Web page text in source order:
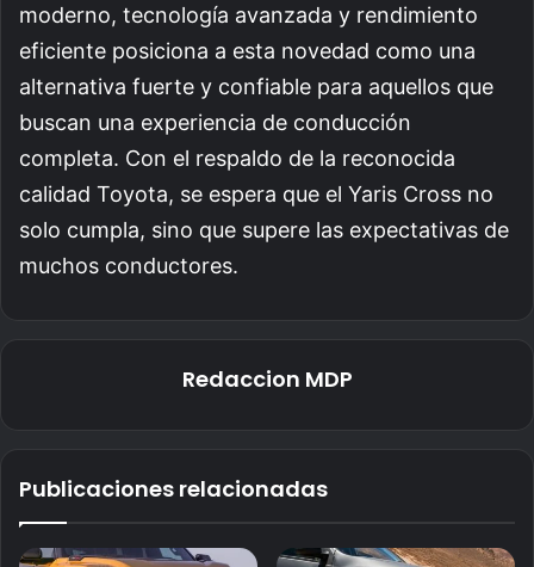
moderno, tecnología avanzada y rendimiento
eficiente posiciona a esta novedad como una
alternativa fuerte y confiable para aquellos que
buscan una experiencia de conducción
completa. Con el respaldo de la reconocida
calidad Toyota, se espera que el Yaris Cross no
solo cumpla, sino que supere las expectativas de
muchos conductores.
Redaccion MDP
Publicaciones relacionadas